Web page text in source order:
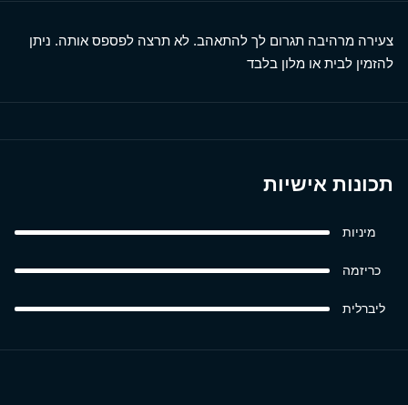
צעירה מרהיבה תגרום לך להתאהב. לא תרצה לפספס אותה. ניתן
להזמין לבית או מלון בלבד
תכונות אישיות
מיניות
כריזמה
ליברלית